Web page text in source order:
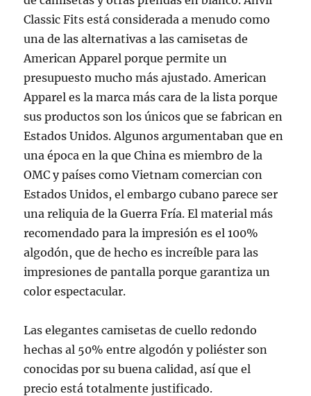
Classic Fits está considerada a menudo como
una de las alternativas a las camisetas de
American Apparel porque permite un
presupuesto mucho más ajustado. American
Apparel es la marca más cara de la lista porque
sus productos son los únicos que se fabrican en
Estados Unidos. Algunos argumentaban que en
una época en la que China es miembro de la
OMC y países como Vietnam comercian con
Estados Unidos, el embargo cubano parece ser
una reliquia de la Guerra Fría. El material más
recomendado para la impresión es el 100%
algodón, que de hecho es increíble para las
impresiones de pantalla porque garantiza un
color espectacular.
Las elegantes camisetas de cuello redondo
hechas al 50% entre algodón y poliéster son
conocidas por su buena calidad, así que el
precio está totalmente justificado.